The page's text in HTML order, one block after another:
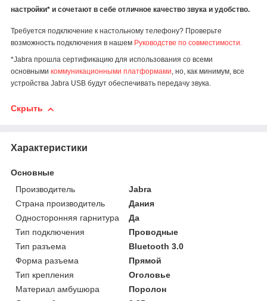
настройки* и сочетают в себе отличное качество звука и удобство.
Требуется подключение к настольному телефону? Проверьте
возможность подключения в нашем Руководстве по совместимости.
*Jabra прошла сертификацию для использования со всеми
основными коммуникационными платформами, но, как минимум, все
устройства Jabra USB будут обеспечивать передачу звука.
Скрыть
Характеристики
Основные
Производитель
Jabra
Страна производитель
Дания
Односторонняя гарнитура
Да
Тип подключения
Проводные
Тип разъема
Bluetooth 3.0
Форма разъема
Прямой
Тип крепления
Оголовье
Материал амбушюра
Поролон